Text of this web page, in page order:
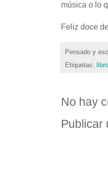
música o lo
Feliz doce
Pensado y
Etiquetas:
No hay
Publicar